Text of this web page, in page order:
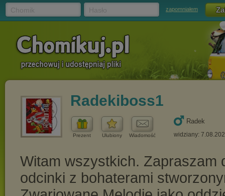
zapomniałem
Radekiboss1
Prezent Ulubiony Wiadomość
Radek
widziany: